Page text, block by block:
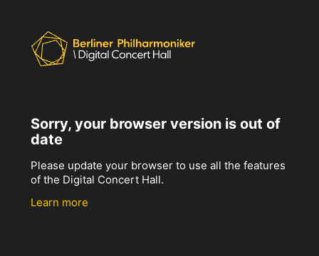
Sorry, your browser version is out of
date
Please update your browser to use all the features
of the Digital Concert Hall.
Learn more